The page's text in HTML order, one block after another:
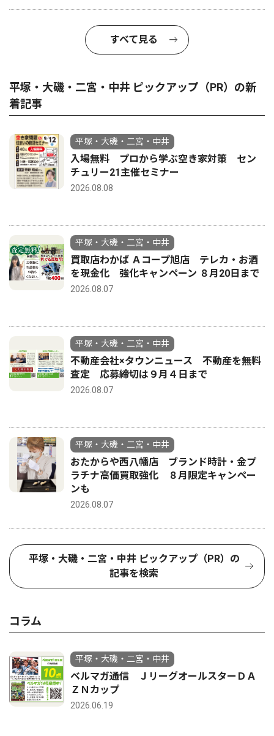
すべて見る
平塚・大磯・二宮・中井 ピックアップ（PR）の新
着記事
平塚・大磯・二宮・中井
入場無料 プロから学ぶ空き家対策 セン
チュリー21主催セミナー
2026.08.08
平塚・大磯・二宮・中井
買取店わかば Ａコープ旭店 テレカ・お酒
を現金化 強化キャンペーン ８月20日まで
2026.08.07
平塚・大磯・二宮・中井
不動産会社×タウンニュース 不動産を無料
査定 応募締切は９月４日まで
2026.08.07
平塚・大磯・二宮・中井
おたからや西八幡店 ブランド時計・金プ
ラチナ高価買取強化 ８月限定キャンペー
ンも
2026.08.07
平塚・大磯・二宮・中井 ピックアップ（PR）の
記事を検索
コラム
平塚・大磯・二宮・中井
ベルマガ通信 ＪリーグオールスターＤＡ
ＺＮカップ
2026.06.19